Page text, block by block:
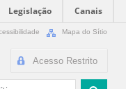
Legislação
Canais
Mapa do Sítio
Acesso Restrito